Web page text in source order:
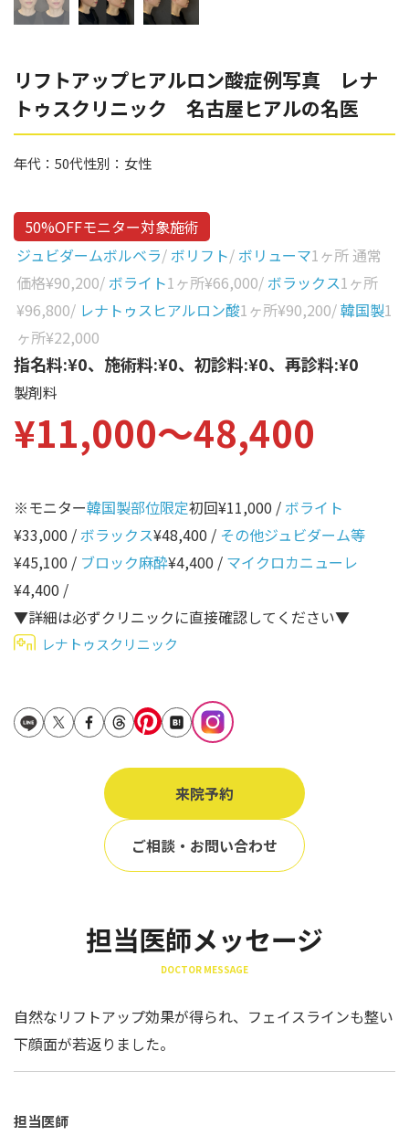
Parts
部位から探す
額
こめかみ
目の上
涙袋
眼窩縁（目の下）
ゴルゴライン
鼻
ほうれい線
鼻翼基部
唇
口角
顎
首
ヒアルロン酸リフトアッ
立ち耳
鎖骨
ネハ
リジュラン
ゴウリ
その他
Gender
性別から探す
その他
年代から探す
10代
30代
60代
80代
東京
名古屋
リフトアップヒアルロン酸症例写真 レナ
トゥスクリニック 名古屋ヒアルの名医
年代： 50代性別： 女性
50%OFFモニター対象施術
ジュビダームボルベラ/ ボリフト/ ボリューマ1ヶ所 通常
価格¥90,200/ ボライト1ヶ所¥66,000/ ボラックス1ヶ所
¥96,800/ レナトゥスヒアルロン酸1ヶ所¥90,200/韓国製1
ヶ所¥22,000
指名料:¥0、施術料:¥0、初診料:¥0、再診料:¥0
製剤料
¥11,000〜48,400
※モニター韓国製部位限定初回¥11,000 / ボライト
¥33,000 / ボラックス¥48,400 / その他ジュビダーム等
¥45,100 / ブロック麻酔¥4,400 / マイクロカニューレ
¥4,400 /
▼詳細は必ずクリニックに直接確認してください▼
レナトゥスクリニック
来院予約
ご相談・お問い合わせ
担当医師メッセージ
DOCTOR MESSAGE
自然なリフトアップ効果が得られ、フェイスラインも整い
下顔面が若返りました。
担当医師